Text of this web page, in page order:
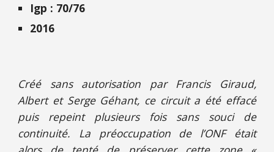
Igp : 70/76
2016
Créé sans autorisation par Francis Giraud,
Albert et Serge Géhant, ce circuit a été effacé
puis repeint plusieurs fois sans souci de
continuité. La préoccupation de l’ONF était